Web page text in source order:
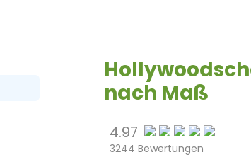
nach Maß
4.97
3244 Bewertungen